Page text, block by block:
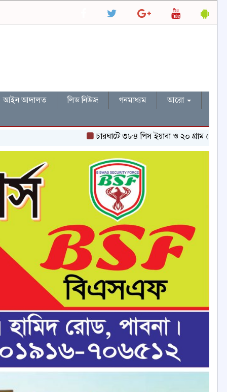
আইন আদালত লিড নিউজ গনমাধ্যম
আরো
চারঘাটে ৩৮৪ পিস ইয়াবা ও ২০ গ্রাম হেরোইনসহ একজন